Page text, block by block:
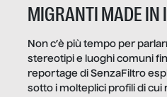
MIGRANTI MADE IN
Non c’è più tempo per
stereotipi e luoghi comuni
reportage di SenzaFiltro
sotto i molteplici profili di cui